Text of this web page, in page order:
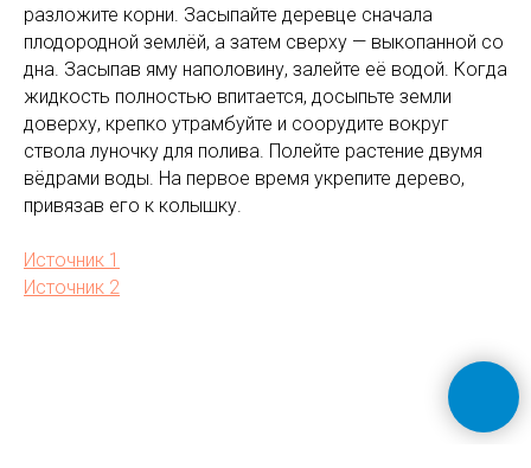
разложите корни. Засыпайте деревце сначала
плодородной землёй, а затем сверху — выкопанной со
дна. Засыпав яму наполовину, залейте её водой. Когда
жидкость полностью впитается, досыпьте земли
доверху, крепко утрамбуйте и соорудите вокруг
ствола луночку для полива. Полейте растение двумя
вёдрами воды. На первое время укрепите дерево,
привязав его к колышку.
Источник 1
Источник 2